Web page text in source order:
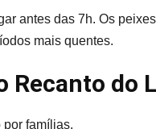
antes das 7h. Os
mais quentes.
Recanto do
por famílias.